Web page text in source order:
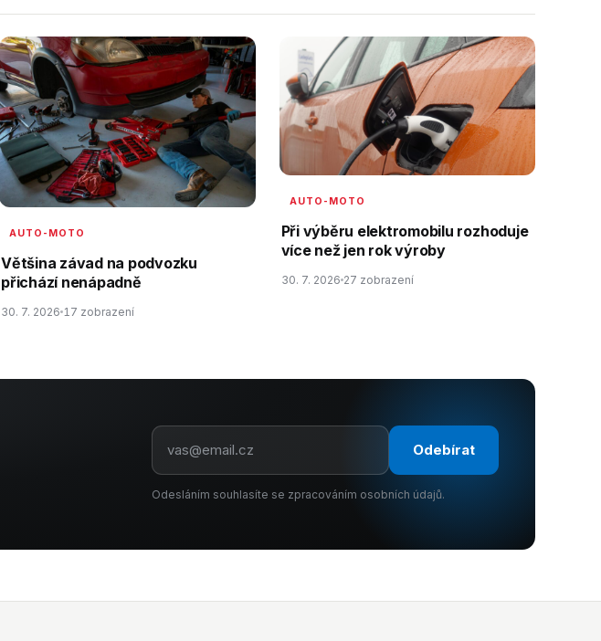
AUTO-MOTO
Většina závad na podvozku
přichází nenápadně
30. 7. 2026 17 zobrazení
AUTO-MOTO
Při výběru elektromobilu rozhoduje
více než jen rok výroby
30. 7. 2026 27 zobrazení
Odebírat
Odesláním souhlasíte se zpracováním osobních údajů.